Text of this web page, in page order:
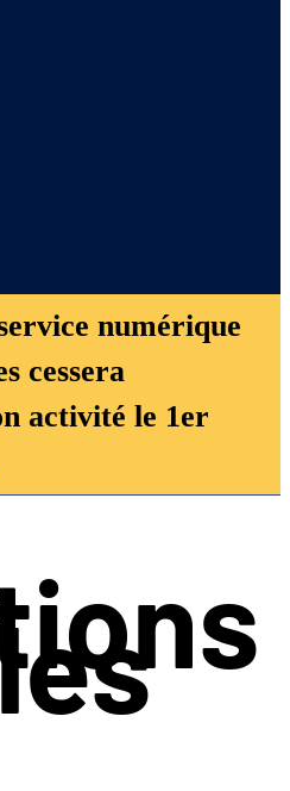
numérique
cessera
activité le 1er